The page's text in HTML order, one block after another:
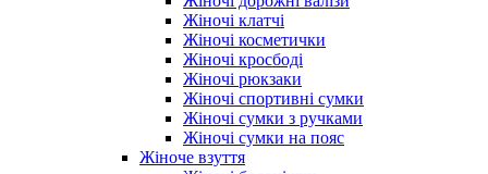
Жіночі клатчі
Жіночі косметички
Жіночі кросбоді
Жіночі рюкзаки
Жіночі спортивні сумки
Жіночі сумки з ручками
Жіночі сумки на пояс
Жіноче взуття